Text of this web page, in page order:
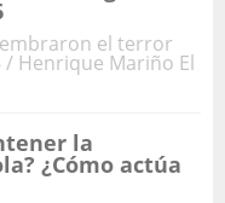
el terror
/ Henrique Mariño El
la
¿Cómo actúa